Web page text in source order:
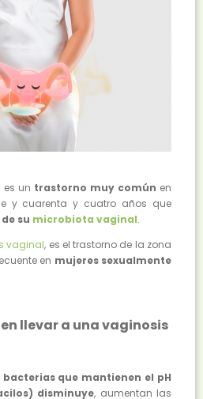
un trastorno muy común en
y cuarenta y cuatro años que
su microbiota vaginal.
vaginal, es el trastorno de la zona
en mujeres sexualmente
llevar a una vaginosis
bacterias que mantienen el pH
disminuye, aumentan las